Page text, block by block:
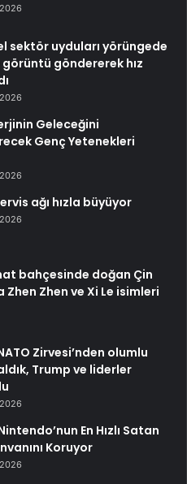
sektör uyduları yörüngede
göndererek hız
Geleceğini
Genç Yetenekleri
ağı hızla büyüyor
bahçesinde doğan Çin
Zhen ve Xi Le isimleri
Zirvesi’nden olumlu
Trump ve liderler
En Hızlı Satan
Koruyor